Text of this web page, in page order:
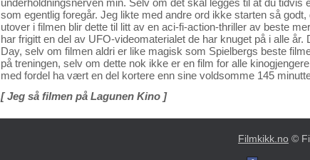
underholdningsnerven min. Selv om det skal legges til at du
som egentlig foregår. Jeg likte med andre ord ikke starten så
utover i filmen blir dette til litt av en aci-fi-action-thriller av beste
har frigitt en del av UFO-videomaterialet de har knuget på i alle
Day, selv om filmen aldri er like magisk som Spielbergs beste
på treningen, selv om dette nok ikke er en film for alle
med fordel ha vært en del kortere enn sine voldsomme 145
[ Jeg så filmen på Lagunen Kino ]
Filmkikk.no ©